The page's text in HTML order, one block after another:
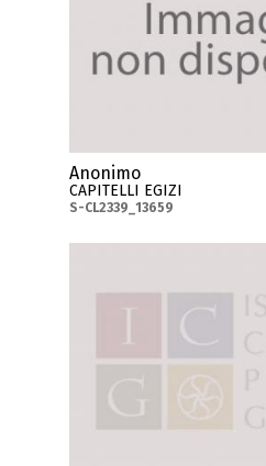
Anonimo
CAPITELLI EGIZI
S-CL2339_13659